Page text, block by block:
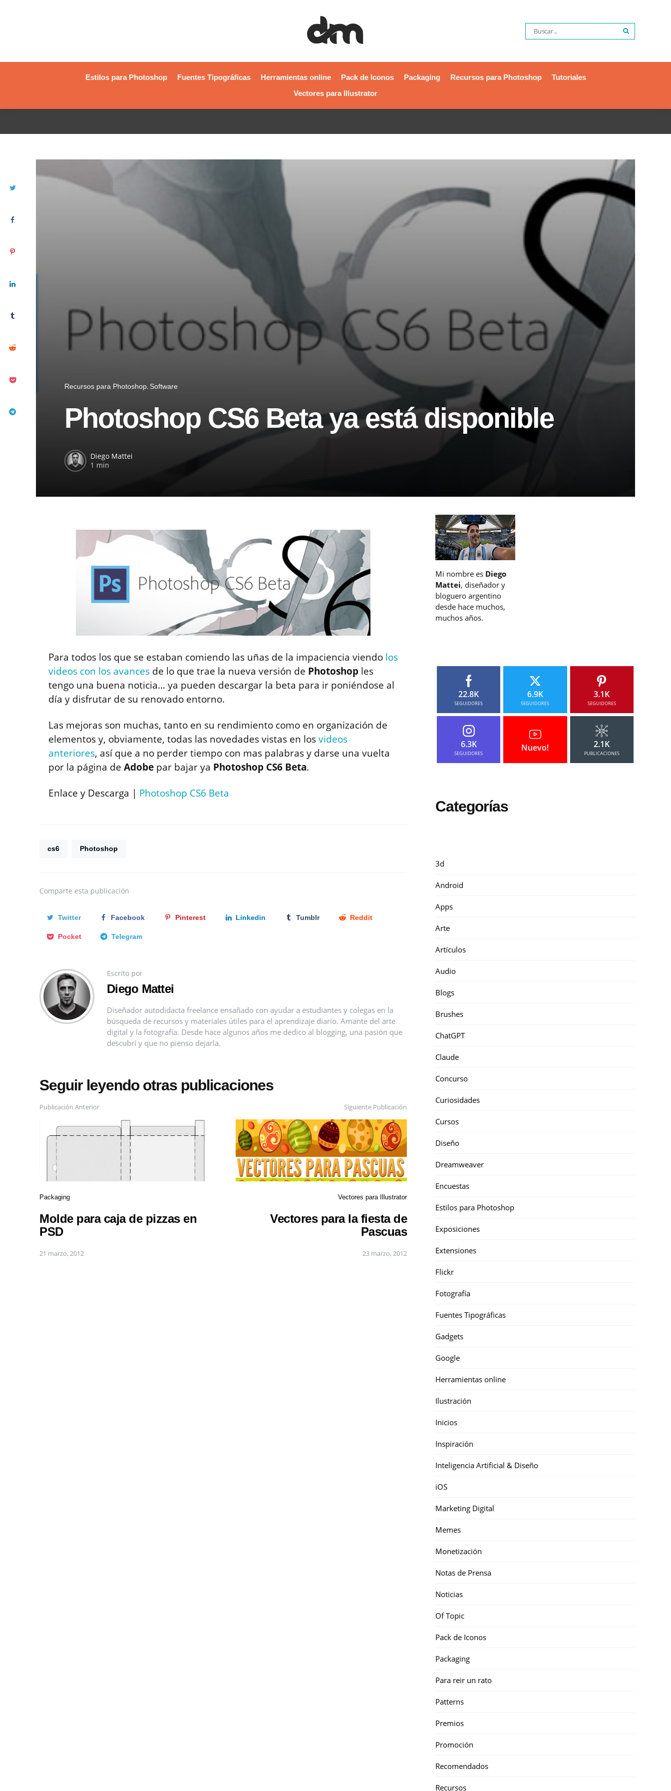
Estilos para Photoshop Fuentes Tipográficas Herramientas online Pack de Iconos Packaging Recursos para Photoshop
Tutoriales
Vectores para Illustrator
Recursos para Photoshop Software
Photoshop CS6 Beta ya está disponible
Diego Mattei
1 min
Para todos los que se estaban comiendo las uñas de la impaciencia viendo los
videos con los avances de lo que trae la nueva versión de Photoshop les
tengo una buena noticia… ya pueden descargar la beta para ir poniéndose al
día y disfrutar de su renovado entorno.
Las mejoras son muchas, tanto en su rendimiento como en organización de
elementos y, obviamente, todas las novedades vistas en losvideos
anteriores, así que a no perder tiempo con mas palabras y darse una vuelta
por la página de Adobe par bajar ya Photoshop CS6 Beta.
Enlace y Descarga | Photoshop CS6 Beta
cs6 Photoshop
Comparte esta publicación
Twitter Facebook Pinterest Linkedin Tumblr Reddit
Pocket Telegram
Escrito por
Diego Mattei
Diseñador autodidacta freelance ensañado con ayudar a estudiantes y colegas en la
búsqueda de recursos y materiales útiles para el aprendizaje diario. Amante del arte
digital y la fotografía. Desde hace algunos años me dedico al blogging, una pasión que
descubrí y que no pienso dejarla.
Seguir leyendo otras publicaciones
Publicación Anterior
Packaging
Molde para caja de pizzas en
PSD
21 marzo, 2012
Siguiente Publicación
Vectores para Illustrator
Vectores para la fiesta de
Pascuas
23 marzo, 2012
Mi nombre es Diego
Mattei, diseñador y
bloguero argentino
desde hace muchos,
muchos años.
22.8K
SEGUIDORES
6.9K
SEGUIDORES
3.1K
SEGUIDORES
6.3K
SEGUIDORES
Nuevo! 2.1K
PUBLICACIONES
Categorías
3d
Android
Apps
Arte
Artículos
Audio
Blogs
Brushes
ChatGPT
Claude
Concurso
Curiosidades
Cursos
Diseño
Dreamweaver
Encuestas
Estilos para Photoshop
Exposiciones
Extensiones
Flickr
Fotografía
Fuentes Tipográficas
Gadgets
Google
Herramientas online
Ilustración
Inicios
Inspiración
Inteligencia Artificial & Diseño
iOS
Marketing Digital
Memes
Monetización
Notas de Prensa
Noticias
Of Topic
Pack de Iconos
Packaging
Para reir un rato
Patterns
Premios
Promoción
Recomendados
Recursos